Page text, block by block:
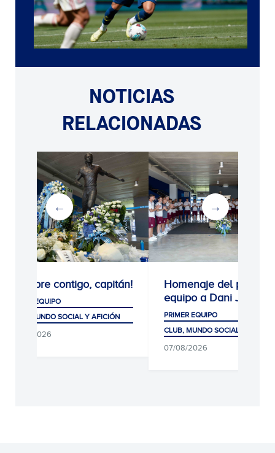
NOTICIAS
RELACIONADAS
¡Siempre contigo, capitán!
PRIMER EQUIPO
CLUB, MUNDO SOCIAL Y AFICIÓN
08/08/2026
Homenaje del primer
equipo a Dani Jarque
PRIMER EQUIPO
CLUB, MUNDO SOCIAL Y
07/08/2026